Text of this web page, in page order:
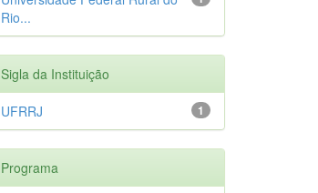
Rio...
Sigla da Instituição
1
UFRRJ
Programa